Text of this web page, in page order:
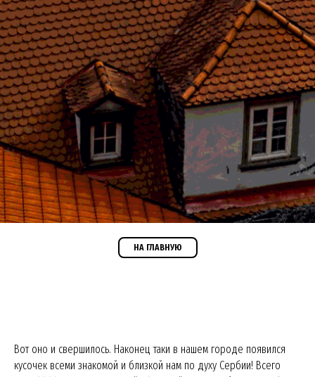
НА ГЛАВНУЮ
Вот оно и свершилось. Наконец таки в нашем городе появился
кусочек всеми знакомой и близкой нам по духу Сербии! Всего